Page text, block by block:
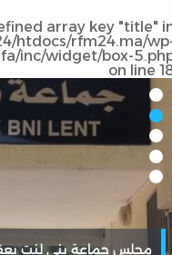
array key "title"
htdocs/rfm24.ma/
inc/widget/box-
on line
مجلس جماعة بني لنت